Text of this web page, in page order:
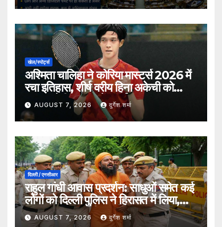
खेल/स्पोर्ट्स
अश्मिता चालिहा ने कोरिया मास्टर्स 2026 में
रचा इतिहास, शीर्ष वरीय हिना अकेची को
हराकर सेमीफाइनल में बनाई जगह
AUGUST 7, 2026 दुर्गेश शर्मा
दिल्ली / एनसीआर
राहुल गांधी आवास प्रदर्शन: साधुओं समेत कई
लोगों को दिल्ली पुलिस ने हिरासत में लिया,
सुरक्षा व्यवस्था कड़ी
AUGUST 7, 2026 दुर्गेश शर्मा